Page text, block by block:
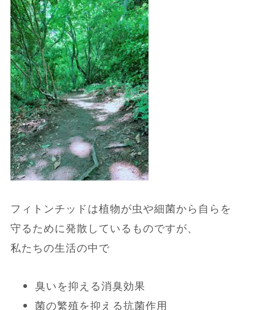
フィトンチッドは植物が虫や細菌から自らを
守るために発散しているものですが、
私たちの生活の中で
臭いを抑える消臭効果
菌の繁殖を抑える抗菌作用